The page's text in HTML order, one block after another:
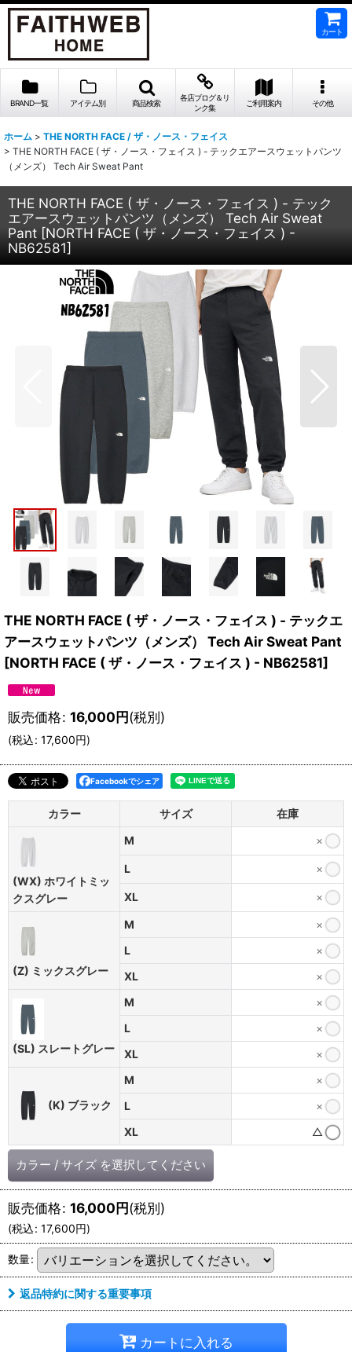
カート
BRAND一覧 アイテム別 商品検索
各店ブログ＆リ
ンク集
ご利用案内 その他
ホーム > THE NORTH FACE / ザ・ノース・フェイス
> THE NORTH FACE ( ザ・ノース・フェイス ) - テックエアースウェットパンツ
（メンズ） Tech Air Sweat Pant
THE NORTH FACE ( ザ・ノース・フェイス ) - テック
エアースウェットパンツ（メンズ） Tech Air Sweat
Pant [NORTH FACE ( ザ・ノース・フェイス ) -
NB62581]
THE NORTH FACE ( ザ・ノース・フェイス ) - テックエ
アースウェットパンツ（メンズ） Tech Air Sweat Pant
[NORTH FACE ( ザ・ノース・フェイス ) - NB62581]
販売価格: 16,000円(税別)
(税込: 17,600円)
Facebookでシェア
カラー サイズ 在庫
(WX) ホワイトミッ
クスグレー
M ×
L ×
XL ×
(Z) ミックスグレー
M
×
L
×
XL
×
(SL) スレートグレー
M
×
L
×
XL
×
(K) ブラック
M
×
L
×
XL
△
カラー / サイズ を選択してください
販売価格: 16,000円(税別)
(税込: 17,600円)
数量:
返品特約に関する重要事項
カートに入れる